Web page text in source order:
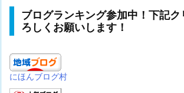
ブログランキング参加中！下記ク
ろしくお願いします！
にほんブログ村